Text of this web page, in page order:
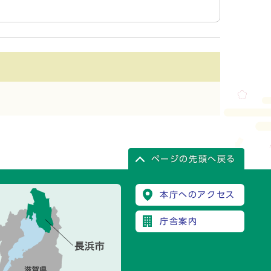
ページの先頭へ戻る
本庁へのアクセス
庁舎案内